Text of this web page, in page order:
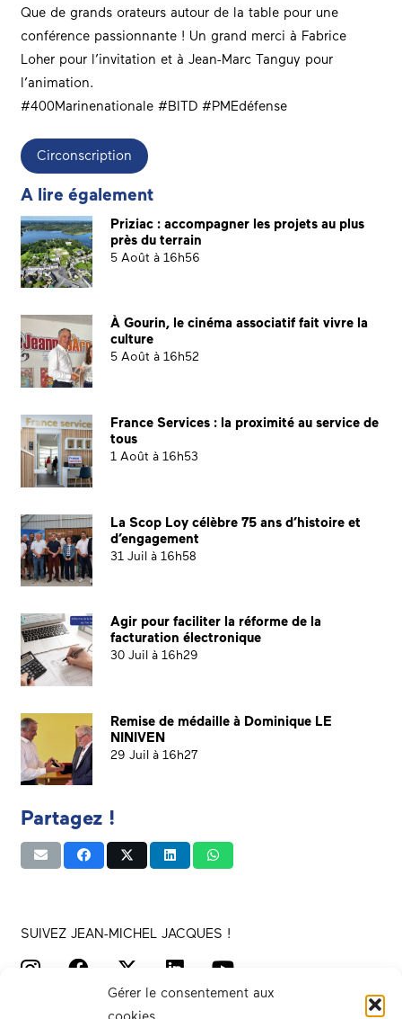
Gérer le consentement aux
Que de grands orateurs autour de la table pour une
conférence passionnante ! Un grand merci à Fabrice
Loherpour l’invitation et à Jean-Marc Tanguy pour
l’animation.
#400Marinenationale #BITD #PMEdéfense
Circonscription
A lire également
Priziac : accompagner les projets au plus
près du terrain
5 Août à 16h56
À Gourin, le cinéma associatif fait vivre la
culture
5 Août à 16h52
France Services : la proximité au service de
tous
1 Août à 16h53
La Scop Loy célèbre 75 ans d’histoire et
d’engagement
31 Juil à 16h58
Agir pour faciliter la réforme de la
facturation électronique
30 Juil à 16h29
Remise de médaille à Dominique LE
NINIVEN
29 Juil à 16h27
Partagez !
SUIVEZ JEAN-MICHEL JACQUES !